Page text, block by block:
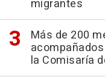
migrantes
Más de 200
la Comisaría